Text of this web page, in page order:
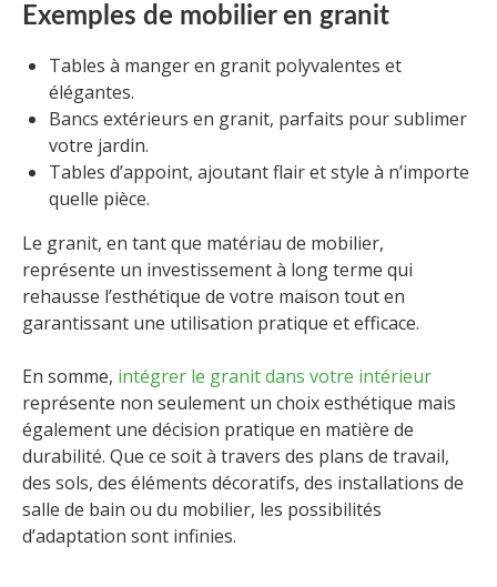
Exemples de mobilier en granit
Tables à manger en granit polyvalentes et
élégantes.
Bancs extérieurs en granit, parfaits pour sublimer
votre jardin.
Tables d’appoint, ajoutant flair et style à n’importe
quelle pièce.
Le granit, en tant que matériau de mobilier,
représente un investissement à long terme qui
rehausse l’esthétique de votre maison tout en
garantissant une utilisation pratique et efficace.
En somme, intégrer le granit dans votre intérieur
représente non seulement un choix esthétique mais
également une décision pratique en matière de
durabilité. Que ce soit à travers des plans de travail,
des sols, des éléments décoratifs, des installations de
salle de bain ou du mobilier, les possibilités
d’adaptation sont infinies.